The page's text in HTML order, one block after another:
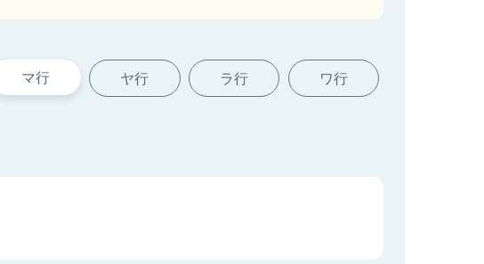
マ行 ヤ行 ラ行 ワ行